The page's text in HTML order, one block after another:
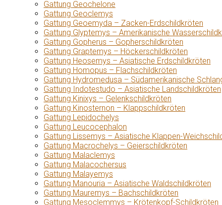
Gattung Geochelone
Gattung Geoclemys
Gattung Geoemyda – Zacken-Erdschildkröten
Gattung Glyptemys – Amerikanische
Gattung Gopherus – Gopherschildkröten
Gattung Graptemys – Höckerschildkröten
Gattung Heosemys – Asiatische Erdschildkröten
Gattung Homopus – Flachschildkröten
Gattung Hydromedusa – Südamerikanische
Gattung Indotestudo – Asiatische Landschildkröten
Gattung Kinixys – Gelenkschildkröten
Gattung Kinosternon – Klappschildkröten
Gattung Lepidochelys
Gattung Leucocephalon
Gattung Lissemys – Asiatische Klappen-
Gattung Macrochelys – Geierschildkröten
Gattung Malaclemys
Gattung Malacochersus
Gattung Malayemys
Gattung Manouria – Asiatische Waldschildkröten
Gattung Mauremys – Bachschildkröten
Gattung Mesoclemmys – Krötenkopf-Schildkröten